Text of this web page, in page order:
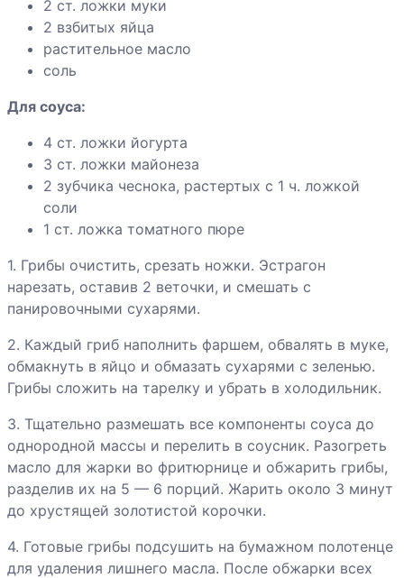
ребрышки с
шампиньонами
Грибы «фри» с
соусом
Гуляш из
сосисок с
грибами
Хинкали
Хлебец мясной
с томатом
Каннеллони
Капуста по-
ирландски
Картофель с
печенкой
2 ст. ложки муки
2 взбитых яйца
растительное масло
соль
Для соуса:
4 ст. ложки йогурта
3 ст. ложки майонеза
2 зубчика чеснока, растертых с 1 ч. ложкой
соли
1 ст. ложка томатного пюре
1. Грибы очистить, срезать ножки. Эстрагон
нарезать, оставив 2 веточки, и смешать с
панировочными сухарями.
2. Каждый гриб наполнить фаршем, обвалять в муке,
обмакнуть в яйцо и обмазать сухарями с зеленью.
Грибы сложить на тарелку и убрать в холодильник.
3. Тщательно размешать все компоненты соуса до
однородной массы и перелить в соусник. Разогреть
масло для жарки во фритюрнице и обжарить грибы,
разделив их на 5 — 6 порций. Жарить около 3 минут
до хрустящей золотистой корочки.
4. Готовые грибы подсушить на бумажном полотенце
для удаления лишнего масла. После обжарки всех